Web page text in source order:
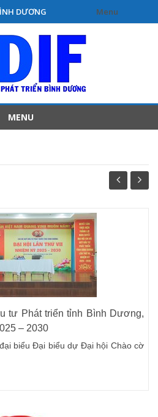
DƯƠNG Menu
MENU
tư Phát triển tỉnh Bình Dương,
– 2030
biểu Đại biểu dự Đại hội Chào cờ